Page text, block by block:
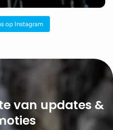
op Instagram
van updates &